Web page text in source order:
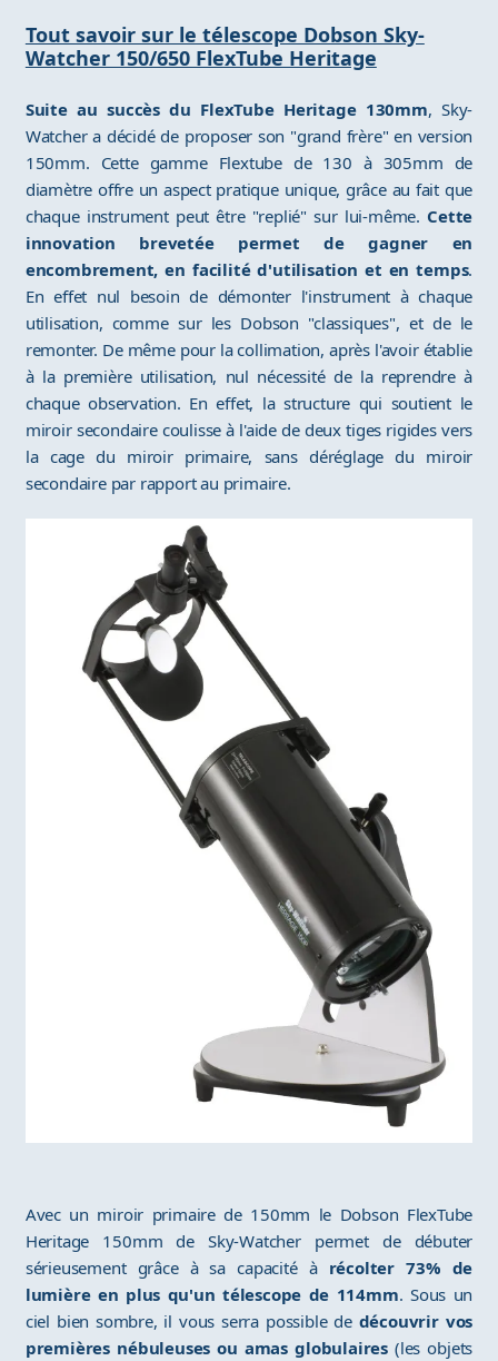
Tout savoir sur le télescope Dobson Sky-
Watcher 150/650 FlexTube Heritage
Suite au succès du FlexTube Heritage 130mm, Sky-
Watcher a décidé de proposer son "grand frère" en version
150mm. Cette gamme Flextube de 130 à 305mm de
diamètre offre un aspect pratique unique, grâce au fait que
chaque instrument peut être "replié" sur lui-même. Cette
innovation brevetée permet de gagner en
encombrement, en facilité d'utilisation et en temps.
En effet nul besoin de démonter l'instrument à chaque
utilisation, comme sur les Dobson "classiques", et de le
remonter. De même pour la collimation, après l'avoir établie
à la première utilisation, nul nécessité de la reprendre à
chaque observation. En effet, la structure qui soutient le
miroir secondaire coulisse à l'aide de deux tiges rigides vers
la cage du miroir primaire, sans déréglage du miroir
secondaire par rapport au primaire.
Avec un miroir primaire de 150mm le Dobson FlexTube
Heritage 150mm de Sky-Watcher permet de débuter
sérieusement grâce à sa capacité à récolter 73% de
lumière en plus qu'un télescope de 114mm. Sous un
ciel bien sombre, il vous serra possible de découvrir vos
premières nébuleuses ou amas globulaires(les objets